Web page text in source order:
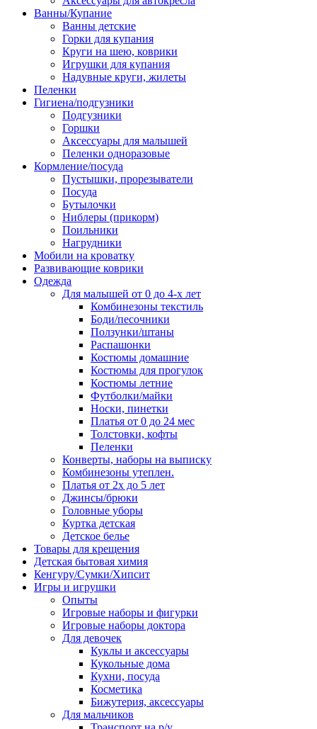
Ванны/Купание
Ванны детские
Горки для купания
Круги на шею, коврики
Игрушки для купания
Надувные круги, жилеты
Пеленки
Гигиена/подгузники
Подгузники
Горшки
Аксессуары для малышей
Пеленки одноразовые
Кормление/посуда
Пустышки, прорезыватели
Посуда
Бутылочки
Ниблеры (прикорм)
Поильники
Нагрудники
Мобили на кроватку
Развивающие коврики
Одежда
Для малышей от 0 до 4-х лет
Комбинезоны текстиль
Боди/песочники
Ползунки/штаны
Распашонки
Костюмы домашние
Костюмы для прогулок
Костюмы летние
Футболки/майки
Носки, пинетки
Платья от 0 до 24 мес
Толстовки, кофты
Пеленки
Конверты, наборы на выписку
Комбинезоны утеплен.
Платья от 2х до 5 лет
Джинсы/брюки
Головные уборы
Куртка детская
Детское белье
Товары для крещения
Детская бытовая химия
Кенгуру/Сумки/Хипсит
Игры и игрушки
Опыты
Игровые наборы и фигурки
Игровые наборы доктора
Для девочек
Куклы и аксессуары
Кукольные дома
Кухни, посуда
Косметика
Бижутерия, аксессуары
Для мальчиков